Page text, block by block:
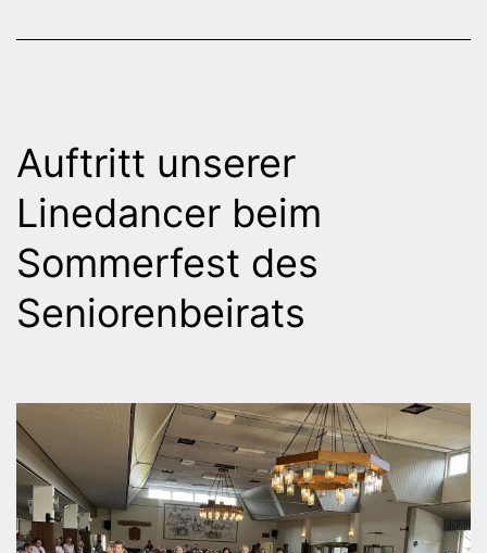
Auftritt unserer
Linedancer beim
Sommerfest des
Seniorenbeirats